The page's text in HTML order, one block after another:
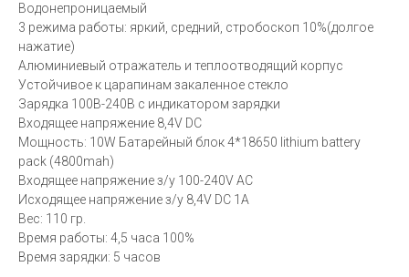
Водонепроницаемый
3 режима работы: яркий, средний, стробоскоп 10%(долгое
нажатие)
Алюминиевый отражатель и теплоотводящий корпус
Устойчивое к царапинам закаленное стекло
Зарядка 100В-240В с индикатором зарядки
Входящее напряжение 8,4V DC
Мощность: 10W Батарейный блок 4*18650 lithium battery
pack (4800mah)
Входящее напряжение з/у 100-240V AC
Исходящее напряжение з/у 8,4V DC 1A
Вес: 110 гр.
Время работы: 4,5 часа 100%
Время зарядки: 5 часов